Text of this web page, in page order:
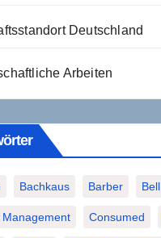
Deutschland
Arbeiten
Bachkaus Barber Bell
Consumed